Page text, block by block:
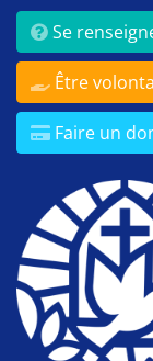
Se
Être
Faire un